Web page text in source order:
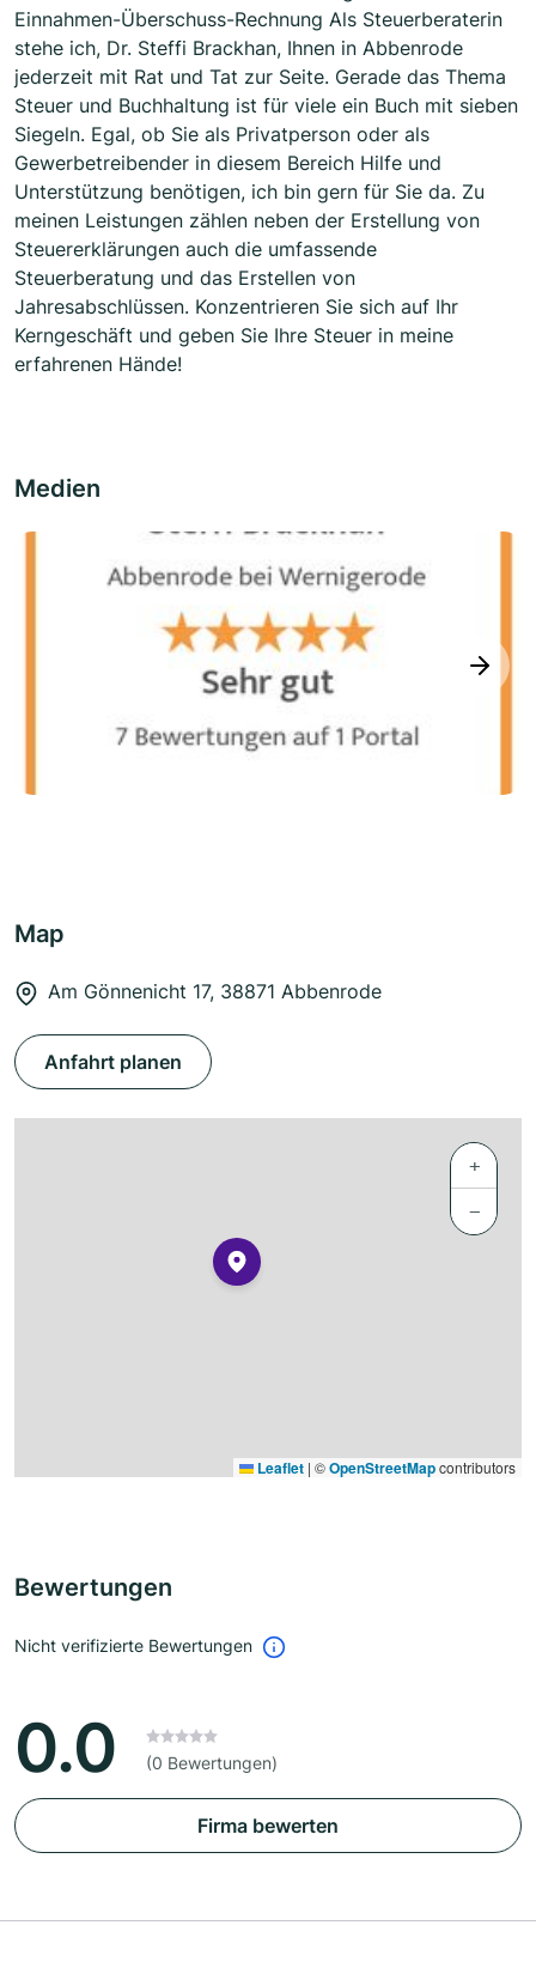
Einnahmen-Überschuss-Rechnung Als Steuerberaterin
stehe ich, Dr. Steffi Brackhan, Ihnen in Abbenrode
jederzeit mit Rat und Tat zur Seite. Gerade das Thema
Steuer und Buchhaltung ist für viele ein Buch mit sieben
Siegeln. Egal, ob Sie als Privatperson oder als
Gewerbetreibender in diesem Bereich Hilfe und
Unterstützung benötigen, ich bin gern für Sie da. Zu
meinen Leistungen zählen neben der Erstellung von
Steuererklärungen auch die umfassende
Steuerberatung und das Erstellen von
Jahresabschlüssen. Konzentrieren Sie sich auf Ihr
Kerngeschäft und geben Sie Ihre Steuer in meine
erfahrenen Hände!
Medien
next
Map
Am Gönnenicht 17, 38871 Abbenrode
Anfahrt planen
+
−
Leaflet | ©OpenStreetMapcontributors
Bewertungen
Nicht verifizierte Bewertungen
0.0 (0 Bewertungen)
Firma bewerten